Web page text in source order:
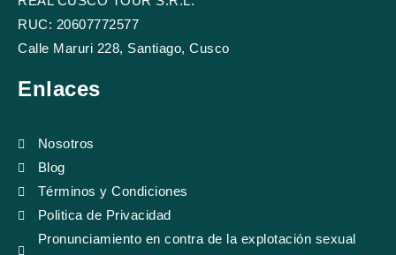
e
b
o
o
t
u
e
t
a
g
r
p
v
RUC: 20607772577
Calle Maruri 228, Santiago, Cusco
Enlaces
Nosotros
Blog
Términos y Condiciones
Politica de Privacidad
Pronunciamiento en contra de la explotación sexual